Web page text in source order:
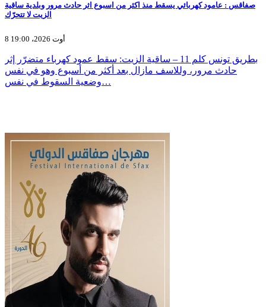
صفاقس : عامود كهربائي يسقط منذ اكثر من اسبوع اثر حادث مرور وبلدية ساقية
الزيت لا تتحرّك
8 أوت 2026، 19:00
بطريق تونس كلم 11 – ساقية الزيت: سقط عمود كهرباء متضرّر إثر
حادث مرور، وللاسف مازال بعد أكثر من أسبوع وهو في نفس
وضعية السقوط في نفس…